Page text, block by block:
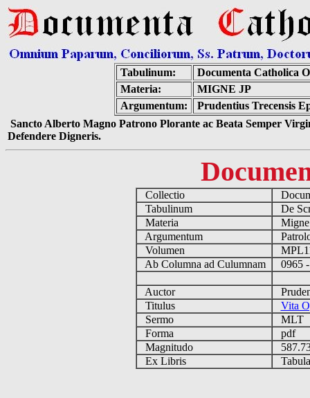
Tabulinum:
Documenta Catholica
Materia:
MIGNE JP
Argumentum:
Prudentius Trecensis
Sancto Alberto Magno Patrono Plorante ac Beata Semper
Defendere Digneris.
Collectio
Tabulinum
De
Materia
Argumentum
Volumen
Ab Columna ad Culumnam
0965
Auctor
Titulus
Vita
Sermo
MLT
Forma
pdf
Magnitudo
Ex Libris